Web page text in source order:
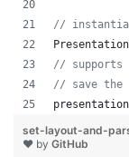
//
Presentation
// supports
// save the
presentation
set-layout-and-
❤ by GitHub